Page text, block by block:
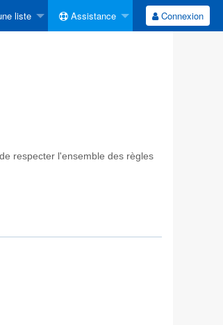
liste Assistance Connexion
respecter l'ensemble des règles